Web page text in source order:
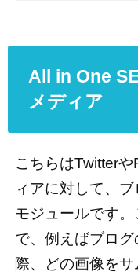
All in One
メディア
こちらはTwitter
ィアに対して、
モジュールです
で、例えばブロ
際、どの画像を